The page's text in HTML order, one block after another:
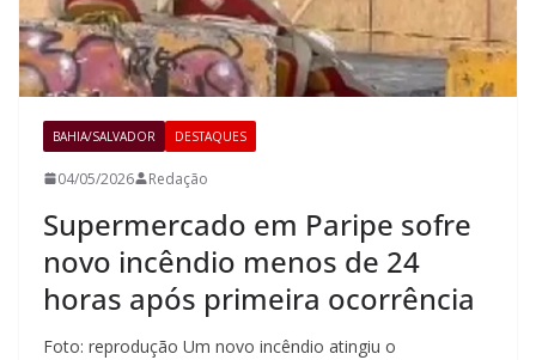
BAHIA/SALVADOR DESTAQUES
04/05/2026 Redação
Supermercado em Paripe sofre
novo incêndio menos de 24
horas após primeira ocorrência
Foto: reprodução Um novo incêndio atingiu o